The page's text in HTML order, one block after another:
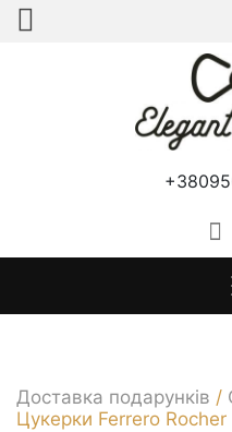
Skip
Доставка подарунків /
Цукерки Ferrero Rocher